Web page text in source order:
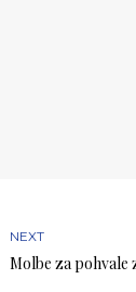
NEXT
Molbe za pohvale